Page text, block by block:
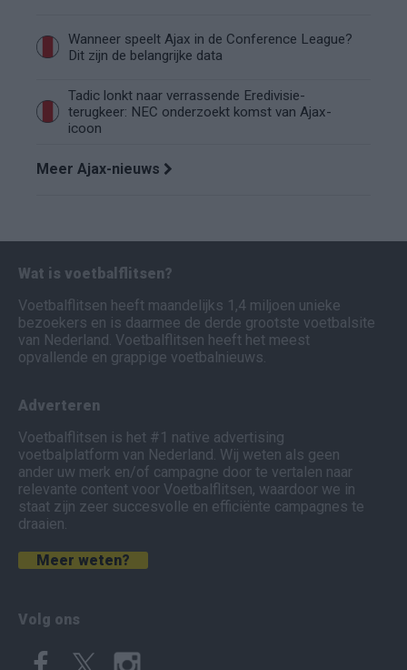
Wanneer speelt Ajax in de Conference League?
Dit zijn de belangrijke data
Tadic lonkt naar verrassende Eredivisie-
terugkeer: NEC onderzoekt komst van Ajax-
icoon
Meer Ajax-nieuws
Wat is voetbalflitsen?
Voetbalflitsen heeft maandelijks 1,4 miljoen unieke
bezoekers en is daarmee de derde grootste voetbalsite
van Nederland. Voetbalflitsen heeft het meest
opvallende en grappige voetbalnieuws.
Adverteren
Voetbalflitsen is het #1 native advertising
voetbalplatform van Nederland. Wij weten als geen
ander uw merk en/of campagne door te vertalen naar
relevante content voor Voetbalflitsen, waardoor we in
staat zijn zeer succesvolle en efficiënte campagnes te
draaien.
Meer weten?
Volg ons